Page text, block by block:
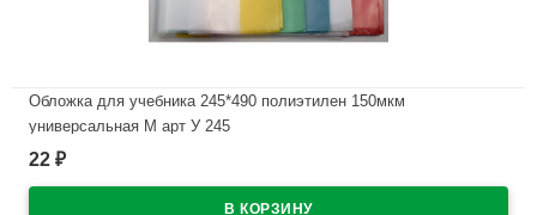
Обложка для учебника 245*490 полиэтилен 150мкм
универсальная М арт У 245
В наличии
22 ₽